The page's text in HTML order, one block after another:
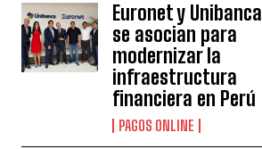
Euronet y Unibanca
se asocian para
modernizar la
infraestructura
financiera en Perú
PAGOS ONLINE